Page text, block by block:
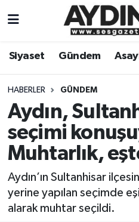
Siyaset Gündem
HABERLER GÜNDEM
Aydın,
seçimi
Muhtarlık,
Aydın’ın Sultanhisar
yerine yapılan seçimde
alarak muhtar seçildi.
Gündem
Siyaset
Ekonomi
Eğitim
Aydın Hava Durumu
Aydin Namaz Vakitleri
Aydın Trafik Yoğunluk
Tüm Manşetler